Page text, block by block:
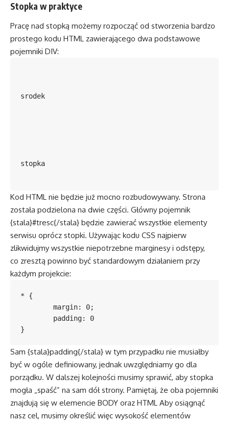
Stopka w praktyce
Pracę nad stopką możemy rozpocząć od stworzenia bardzo
prostego kodu HTML zawierającego dwa podstawowe
pojemniki DIV:
srodek
stopka
Kod HTML nie będzie już mocno rozbudowywany. Strona
została podzielona na dwie części. Główny pojemnik
{stala}#tresc{/stala} będzie zawierać wszystkie elementy
serwisu oprócz stopki. Używając kodu CSS najpierw
zlikwidujmy wszystkie niepotrzebne marginesy i odstępy,
co zresztą powinno być standardowym działaniem przy
każdym projekcie:
* {
}
Sam {stala}padding{/stala} w tym przypadku nie musiałby
być w ogóle definiowany, jednak uwzględniamy go dla
porządku. W dalszej kolejności musimy sprawić, aby stopka
mogła „spaść” na sam dół strony. Pamiętaj, że oba pojemniki
znajdują się w elemencie BODY oraz HTML Aby osiągnąć
nasz cel, musimy określić więc wysokość elementów